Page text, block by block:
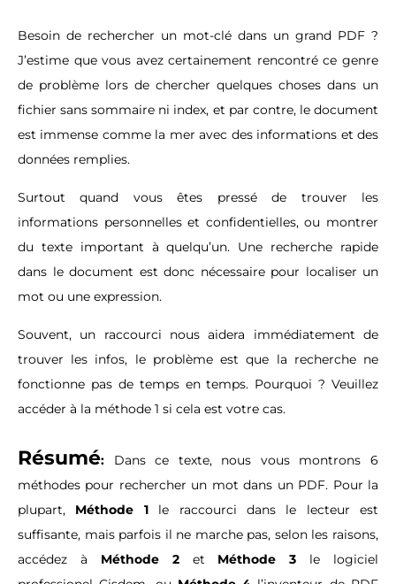
Besoin de rechercher un mot-clé dans un grand PDF ?
J’estime que vous avez certainement rencontré ce genre
de problème lors de chercher quelques choses dans un
fichier sans sommaire ni index, et par contre, le document
est immense comme la mer avec des informations et des
données remplies.
Surtout quand vous êtes pressé de trouver les
informations personnelles et confidentielles, ou montrer
du texte important à quelqu’un. Une recherche rapide
dans le document est donc nécessaire pour localiser un
mot ou une expression.
Souvent, un raccourci nous aidera immédiatement de
trouver les infos, le problème est que la recherche ne
fonctionne pas de temps en temps. Pourquoi ? Veuillez
accéder à la méthode 1 si cela est votre cas.
Résumé: Dans ce texte, nous vous montrons 6
méthodes pour rechercher un mot dans un PDF. Pour la
plupart, Méthode 1le raccourci dans le lecteur est
suffisante, mais parfois il ne marche pas, selon les raisons,
accédez à Méthode 2et Méthode 3 le logiciel